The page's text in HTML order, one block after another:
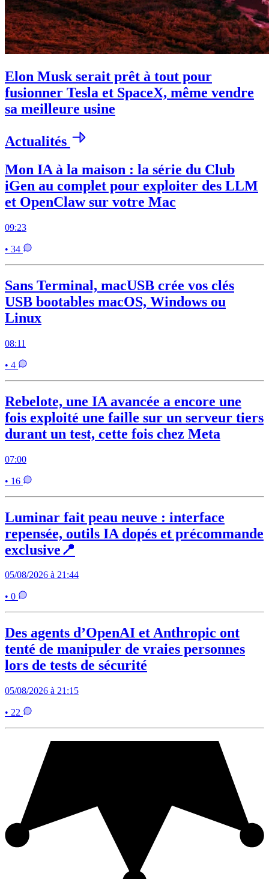
Elon Musk serait prêt à tout pour
fusionner Tesla et SpaceX, même vendre
sa meilleure usine
Actualités
Mon IA à la maison : la série du Club
iGen au complet pour exploiter des LLM
et OpenClaw sur votre Mac
09:23
• 34
Sans Terminal, macUSB crée vos clés
USB bootables macOS, Windows ou
Linux
08:11
• 4
Rebelote, une IA avancée a encore une
fois exploité une faille sur un serveur tiers
durant un test, cette fois chez Meta
07:00
• 16
Luminar fait peau neuve : interface
repensée, outils IA dopés et précommande
exclusive📍
05/08/2026 à 21:44
• 0
Des agents d’OpenAI et Anthropic ont
tenté de manipuler de vraies personnes
lors de tests de sécurité
05/08/2026 à 21:15
• 22